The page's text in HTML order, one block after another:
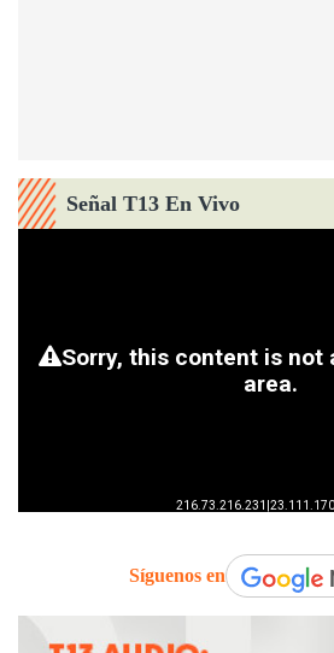
Señal T13 En Vivo
Síguenos en